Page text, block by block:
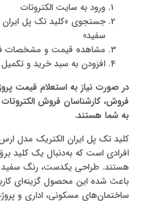
ورود به سایت الکتروتات
جستجوی «کلید تک پل
سفید»
مشاهده قیمت و مشخصات
افزودن به سبد خرید و
در صورت نیاز به استعلام قیمت
فروش، کارشناسان فروش
به شما هستند.
کلید تک پل ایران الکتریک مدل
افرادی است که به‌دنبال یک کلید
هستند. طراحی یکدست، رنگ سفید
باعث شده این محصول گزینه‌ای
ساختمان‌های مسکونی، اداری و